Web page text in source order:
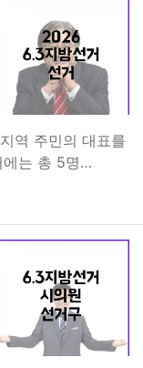
역 주민의 대표를
에는 총 5명…